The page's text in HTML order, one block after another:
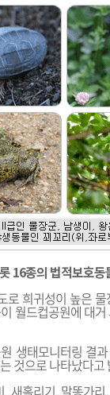
L
복
사
하
기
게
변
경
하
기
게
변
경
하
기
16종의 법적보호동
희귀성이 높은
월드컵공원에 대
생태모니터링 결
것으로 나타났다고
새홀리기, 말똥가